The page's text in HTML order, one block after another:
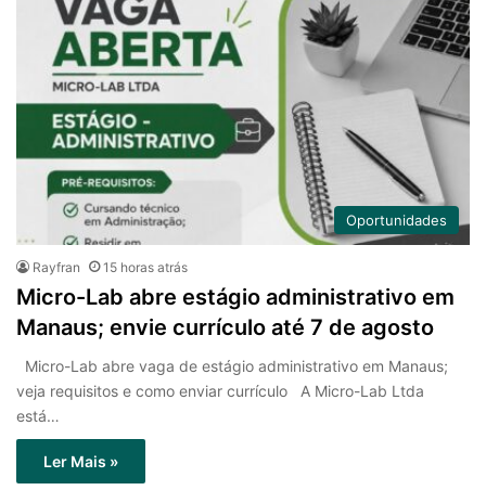
Oportunidades
Rayfran 15 horas atrás
Micro-Lab abre estágio administrativo em
Manaus; envie currículo até 7 de agosto
Micro-Lab abre vaga de estágio administrativo em Manaus;
veja requisitos e como enviar currículo A Micro-Lab Ltda
está…
Ler Mais »